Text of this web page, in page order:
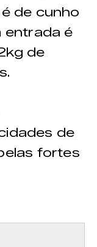
de cunho
entrada é
de
de
fortes